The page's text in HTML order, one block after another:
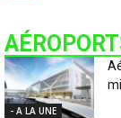
- A LA UNE